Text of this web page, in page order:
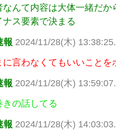
んて内容は大体一緒だか
ス要素で決まる
報 2024/11/28(木)
に言わなくてもいいこと
報 2024/11/28(木)
きの話してる
報 2024/11/28(木)